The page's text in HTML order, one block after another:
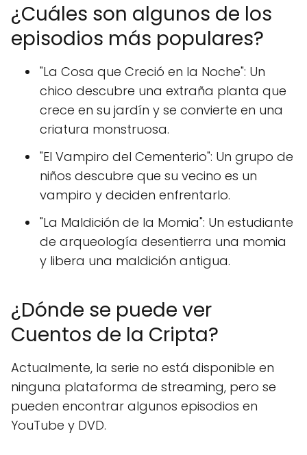
¿Cuáles son algunos de los
episodios más populares?
"La Cosa que Creció en la Noche": Un
chico descubre una extraña planta que
crece en su jardín y se convierte en una
criatura monstruosa.
"El Vampiro del Cementerio": Un grupo de
niños descubre que su vecino es un
vampiro y deciden enfrentarlo.
"La Maldición de la Momia": Un estudiante
de arqueología desentierra una momia
y libera una maldición antigua.
¿Dónde se puede ver
Cuentos de la Cripta?
Actualmente, la serie no está disponible en
ninguna plataforma de streaming, pero se
pueden encontrar algunos episodios en
YouTube y DVD.